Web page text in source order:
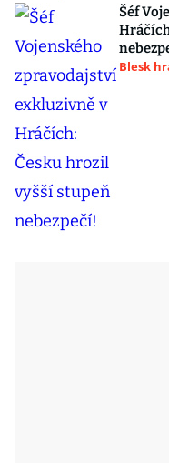
Šéf
Blesk